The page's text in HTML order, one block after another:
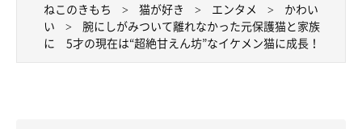
ねこのきもち 猫が好き エンタメ
かわい
い
腕にしがみついて離れなかった元保護猫と家族
に 5才の現在は“超絶甘えん坊”なイケメン猫に成長！